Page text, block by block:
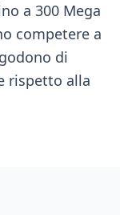
a 300 Mega
competere a
di
rispetto alla